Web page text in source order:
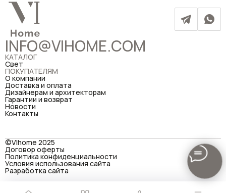
INFO@VIHOME.COM
КАТАЛОГ
Свет
ПОКУПАТЕЛЯМ
О компании
Доставка и оплата
Дизайнерам и архитекторам
Гарантии и возврат
Новости
Контакты
©VIhome 2025
Договор оферты
Политика конфиденциальности
Условия использования сайта
Разработка сайта